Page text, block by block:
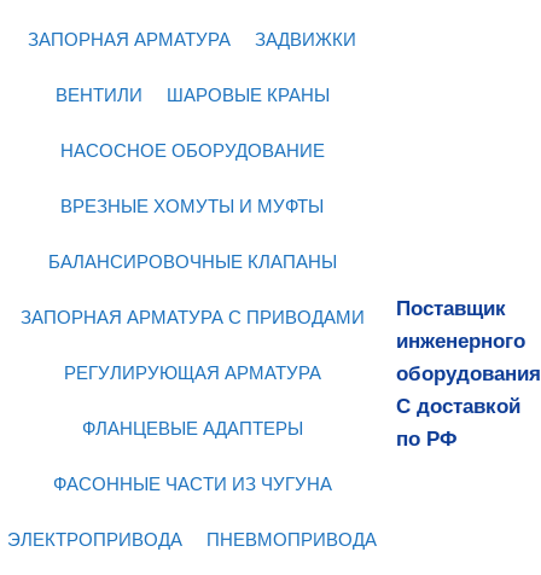
ЗАПОРНАЯ АРМАТУРА ЗАДВИЖКИ
ВЕНТИЛИ ШАРОВЫЕ КРАНЫ
НАСОСНОЕ ОБОРУДОВАНИЕ
ВРЕЗНЫЕ ХОМУТЫ И МУФТЫ
БАЛАНСИРОВОЧНЫЕ КЛАПАНЫ
ЗАПОРНАЯ АРМАТУРА С ПРИВОДАМИ
РЕГУЛИРУЮЩАЯ АРМАТУРА
ФЛАНЦЕВЫЕ АДАПТЕРЫ
ФАСОННЫЕ ЧАСТИ ИЗ ЧУГУНА
ЭЛЕКТРОПРИВОДА ПНЕВМОПРИВОДА
Поставщик
инженерного
оборудования
С доставкой
по РФ